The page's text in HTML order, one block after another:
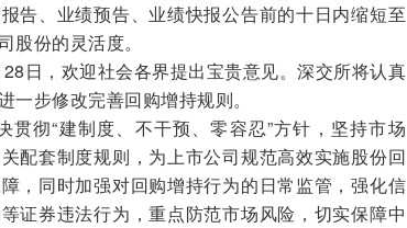
告、业绩预告、业绩快报公告前的十日内缩短至
份的灵活度。
日，欢迎社会各界提出宝贵意见。深交所将认真
步修改完善回购增持规则。
彻“建制度、不干预、零容忍”方针，坚持市场
配套制度规则，为上市公司规范高效实施股份回
，同时加强对回购增持行为的日常监管，强化信
证券违法行为，重点防范市场风险，切实保障中